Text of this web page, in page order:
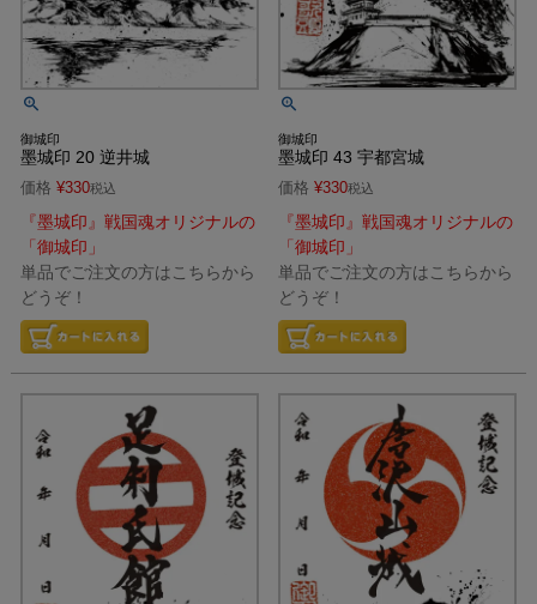
御城印
墨城印 20 逆井城
価格 ¥330税込
『墨城印』戦国魂オリジナルの
「御城印」
単品でご注文の方はこちらから
どうぞ！
御城印
墨城印 43 宇都宮城
価格 ¥330税込
『墨城印』戦国魂オリジナルの
「御城印」
単品でご注文の方はこちらから
どうぞ！